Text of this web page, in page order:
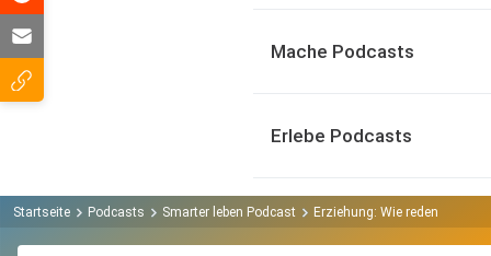
Mache Podcasts
Erlebe Podcasts
Startseite Podcasts Smarter leben Podcast Erziehung: Wie reden wir mit